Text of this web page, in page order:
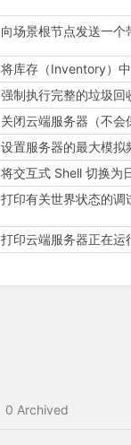
向场景根节点发送一
将库存（Inventory）中
强制执行完整的垃圾回
关闭云端服务器（不会
设置服务器的最大模拟
将交互式 Shell 切换为
打印有关世界状态的调
打印云端服务器正在运
0 Archived